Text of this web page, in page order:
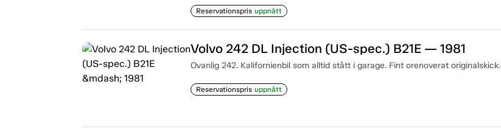
Reservationspris uppnått
Volvo 242 DL Injection (US-spec.) B21E — 1981
Ovanlig 242. Kalifornienbil som alltid stått i garage. Fint orenoverat originalskick.
Reservationspris uppnått